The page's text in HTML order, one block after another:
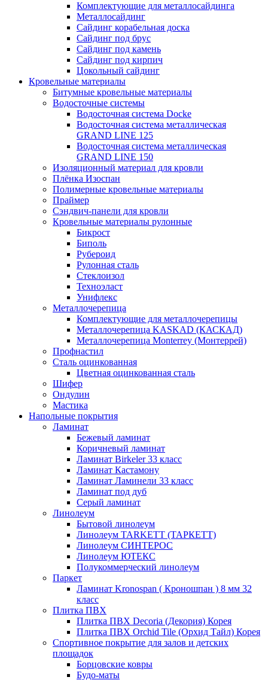
Комплектующие для металлосайдинга
Металлосайдинг
Сайдинг корабельная доска
Сайдинг под брус
Сайдинг под камень
Сайдинг под кирпич
Цокольный сайдинг
Кровельные материалы
Битумные кровельные материалы
Водосточные системы
Водосточная система Docke
Водосточная система металлическая
GRAND LINE 125
Водосточная система металлическая
GRAND LINE 150
Изоляционный материал для кровли
Плёнка Изоспан
Полимерные кровельные материалы
Праймер
Сэндвич-панели для кровли
Кровельные материалы рулонные
Бикрост
Биполь
Рубероид
Рулонная сталь
Стеклоизол
Техноэласт
Унифлекс
Металлочерепица
Комплектующие для металлочерепицы
Металлочерепица KASKAD (КАСКАД)
Металлочерепица Monterrey (Монтеррей)
Профнастил
Сталь оцинкованная
Цветная оцинкованная сталь
Шифер
Ондулин
Мастика
Напольные покрытия
Ламинат
Бежевый ламинат
Коричневый ламинат
Ламинат Birkeler 33 класс
Ламинат Кастамону
Ламинат Ламинели 33 класс
Ламинат под дуб
Серый ламинат
Линолеум
Бытовой линолеум
Линолеум TARKETT (ТАРКЕТТ)
Линолеум СИНТЕРОС
Линолеум ЮТЕКС
Полукоммерческий линолеум
Паркет
Ламинат Kronospan ( Кроношпан ) 8 мм 32
класс
Плитка ПВХ
Плитка ПВХ Decoria (Декория) Корея
Плитка ПВХ Orchid Tile (Орхид Тайл) Корея
Спортивное покрытие для залов и детских
площадок
Борцовские ковры
Будо-маты